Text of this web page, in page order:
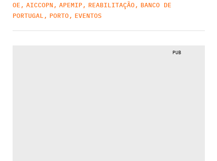
OE , AICCOPN , APEMIP, REABILITAÇÃO, BANCO DE
PORTUGAL , PORTO, EVENTOS
PUB